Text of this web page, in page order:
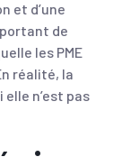
et d’une
de
les PME
réalité, la
n’est pas